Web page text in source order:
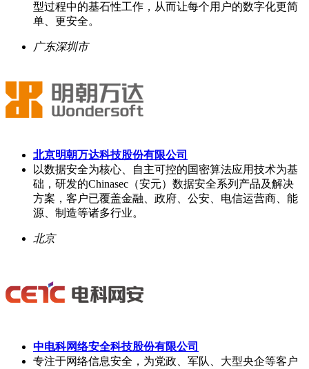
型过程中的基石性工作，从而让每个用户的数字化更简
单、更安全。
广东深圳市
北京明朝万达科技股份有限公司
以数据安全为核心、自主可控的国密算法应用技术为基
础，研发的Chinasec（安元）数据安全系列产品及解决
方案，客户已覆盖金融、政府、公安、电信运营商、能
源、制造等诸多行业。
北京
中电科网络安全科技股份有限公司
专注于网络信息安全，为党政、军队、大型央企等客户